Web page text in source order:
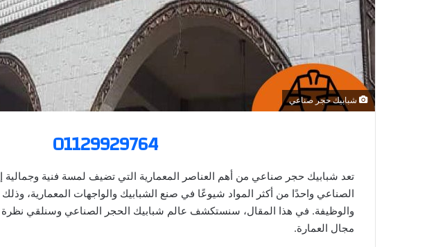
شبابيك حجر صناعي
01129929764
تعد شبابيك حجر صناعي من أهم العناصر المعمارية التي تضيف لمسة فنية وجمالية
الصناعي واحدًا من أكثر المواد شيوعًا في صنع الشبابيك والواجهات المعمارية،
والوظيفة. في هذا المقال، سنستكشف عالم شبابيك الحجر الصناعي وسنلقي نظرة
مجال العمارة.